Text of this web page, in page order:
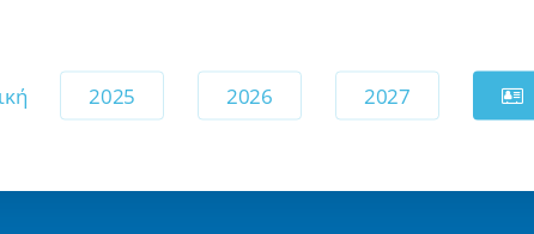
2025 2026 2027